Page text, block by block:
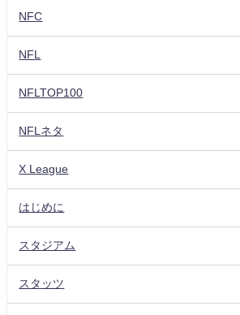
NFC
NFL
NFLTOP100
NFLネタ
X League
はじめに
スタジアム
スタッツ